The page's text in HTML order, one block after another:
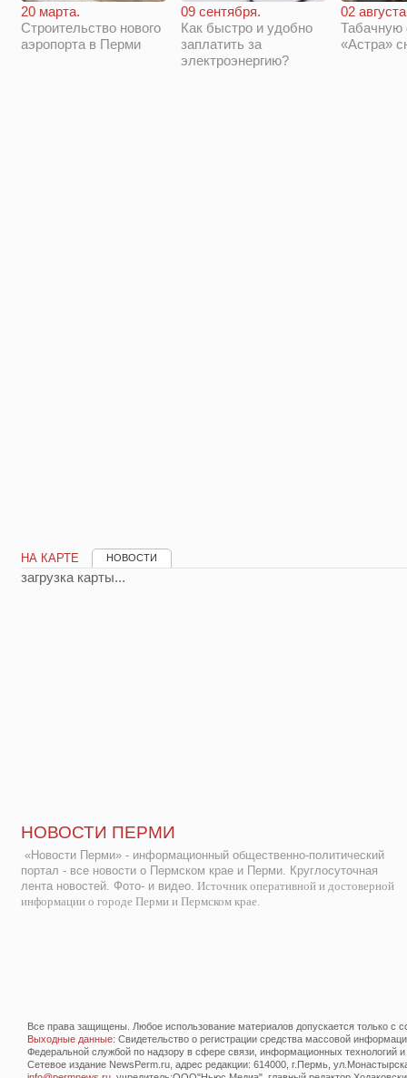
20 марта.
Строительство нового
аэропорта в Перми
09 сентября.
Как быстро и удобно
заплатить за
электроэнергию?
02
Табачную
«Астра»
НА КАРТЕ НОВОСТИ
загрузка карты...
НОВОСТИ ПЕРМИ
«Новости Перми» - информационный общественно-политический
портал - все новости о Пермском крае и Перми. Круглосуточная
лента новостей. Фото- и видео. Источник оперативной и достоверной
информации о городе Перми и Пермском крае.
Все права защищены. Любое использование материалов допускается только с
Выходные данные: Свидетельство о регистрации средства массовой
Федеральной службой по надзору в сфере связи, информационных технологий
Сетевое издание NewsPerm.ru, адрес редакции: 614000, г.Пермь,